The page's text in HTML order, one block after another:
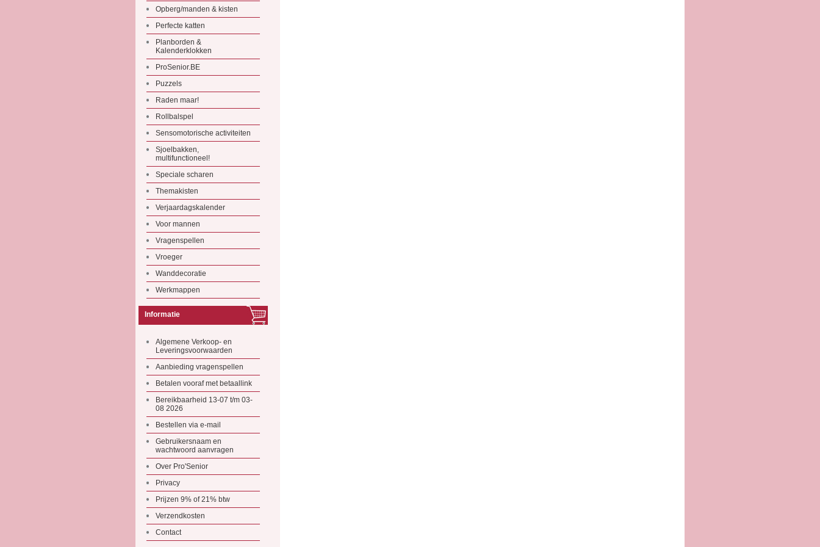
Opberg/manden & kisten
Perfecte katten
Planborden &
Kalenderklokken
ProSenior.BE
Puzzels
Raden maar!
Rollbalspel
Sensomotorische activiteiten
Sjoelbakken,
multifunctioneel!
Speciale scharen
Themakisten
Verjaardagskalender
Voor mannen
Vragenspellen
Vroeger
Wanddecoratie
Werkmappen
Informatie
Algemene Verkoop- en
Leveringsvoorwaarden
Aanbieding vragenspellen
Betalen vooraf met betaallink
Bereikbaarheid 13-07 t/m 03-
08 2026
Bestellen via e-mail
Gebruikersnaam en
wachtwoord aanvragen
Over Pro'Senior
Privacy
Prijzen 9% of 21% btw
Verzendkosten
Contact